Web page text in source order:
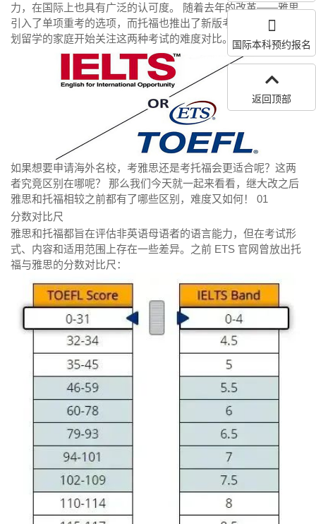
力，在国际上也具有广泛的认可度。 随着去年的改革——雅思
引入了单项重考的选项，而托福也推出了新版考试——许多计
划留学的家庭开始关注这两种考试的难度对比。
如果想要申请海外名校，考雅思还是考托福会更适合呢？这两
者究竟区别在哪呢？ 那么我们今天就一起来看看，继大改之后
雅思和托福相较之前都有了哪些区别，难度又如何！ 01
分数对比尺
雅思和托福都旨在评估非英语母语者的语言能力，但在考试形
式、内容和适用范围上存在一些差异。之前 ETS 官网曾放出托
福与雅思的分数对比尺：
国际本科预约报名
返回顶部